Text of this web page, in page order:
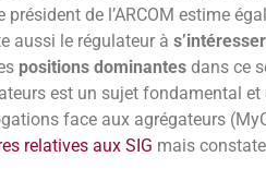
président de l’ARCOM estime
aussi le régulateur à
positions dominantes dans ce
est un sujet fondamental et
face aux agrégateurs
relatives aux SIG mais